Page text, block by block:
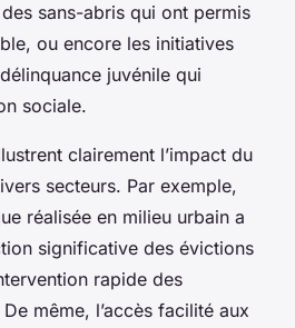
sans-abris qui ont permis
ou encore les initiatives
juvénile qui
sociale.
clairement l’impact du
secteurs. Par exemple,
réalisée en milieu urbain a
significative des évictions
rapide des
même, l’accès facilité aux